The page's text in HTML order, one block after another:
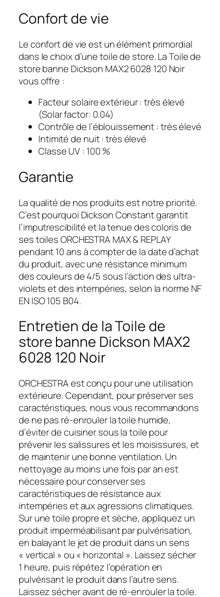
Confort de vie
Le confort de vie est un élément primordial
dans le choix d’une toile de store. La Toile de
store banne Dickson MAX2 6028 120 Noir
vous offre :
Facteur solaire extérieur : très élevé
(Solar factor: 0.04)
Contrôle de l’éblouissement : très élevé
Intimité de nuit : très élevé
Classe UV : 100 %
Garantie
La qualité de nos produits est notre priorité.
C’est pourquoi Dickson Constant garantit
l’imputrescibilité et la tenue des coloris de
ses toiles ORCHESTRA MAX & REPLAY
pendant 10 ans à compter de la date d’achat
du produit, avec une résistance minimum
des couleurs de 4/5 sous l’action des ultra-
violets et des intempéries, selon la norme NF
EN ISO 105 B04.
Entretien de la Toile de
store banne Dickson MAX2
6028 120 Noir
ORCHESTRA est conçu pour une utilisation
extérieure. Cependant, pour préserver ses
caractéristiques, nous vous recommandons
de ne pas ré-enrouler la toile humide,
d’éviter de cuisiner sous la toile pour
prévenir les salissures et les moisissures, et
de maintenir une bonne ventilation. Un
nettoyage au moins une fois par an est
nécessaire pour conserver ses
caractéristiques de résistance aux
intempéries et aux agressions climatiques.
Sur une toile propre et sèche, appliquez un
produit imperméabilisant par pulvérisation,
en balayant le jet de produit dans un sens
« vertical » ou « horizontal ». Laissez sécher
1 heure, puis répétez l’opération en
pulvérisant le produit dans l’autre sens.
Laissez sécher avant de ré-enrouler la toile.